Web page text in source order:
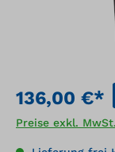
136,00 €*
Preise exkl.